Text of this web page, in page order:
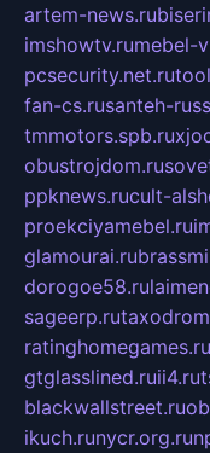
artem-news.ru
imshowtv.rumebel-
pcsecurity.net.ru
fan-cs.rusanteh-
tmmotors.spb.ru
obustrojdom.ru
ppknews.rucult-
proekciyamebel.ru
glamourai.ru
dorogoe58.ru
sageerp.ru
ratinghomegames.ru
gtglasslined.ruii4.ru
blackwallstreet.ru
ikuch.runycr.org.ru